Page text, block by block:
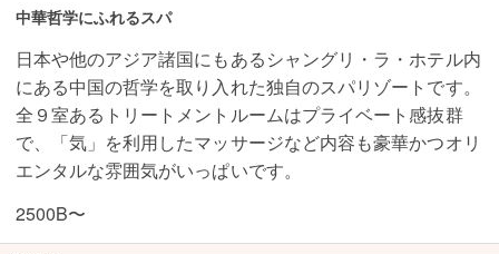
中華哲学にふれるスパ
日本や他のアジア諸国にもあるシャングリ・ラ・ホテル内
にある中国の哲学を取り入れた独自のスパリゾートです。
全９室あるトリートメントルームはプライベート感抜群
で、「気」を利用したマッサージなど内容も豪華かつオリ
エンタルな雰囲気がいっぱいです。
2500B〜